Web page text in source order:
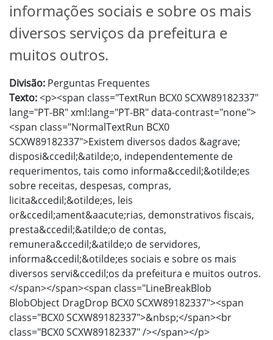
informações sociais e sobre os mais
diversos serviços da prefeitura e
muitos outros.
Divisão: Perguntas Frequentes
Texto:<p><span class="TextRun BCX0 SCXW89182337"
lang="PT-BR" xml:lang="PT-BR" data-contrast="none">
<span class="NormalTextRun BCX0
SCXW89182337">Existem diversos dados &agrave;
disposi&ccedil;&atilde;o, independentemente de
requerimentos, tais como informa&ccedil;&otilde;es
sobre receitas, despesas, compras,
licita&ccedil;&otilde;es, leis
or&ccedil;ament&aacute;rias, demonstrativos fiscais,
presta&ccedil;&atilde;o de contas,
remunera&ccedil;&atilde;o de servidores,
informa&ccedil;&otilde;es sociais e sobre os mais
diversos servi&ccedil;os da prefeitura e muitos outros.
</span></span><span class="LineBreakBlob
BlobObject DragDrop BCX0 SCXW89182337"><span
class="BCX0 SCXW89182337">&nbsp;</span><br
class="BCX0 SCXW89182337" /></span></p>